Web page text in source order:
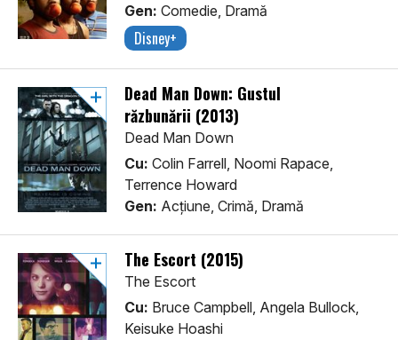
Gen: Comedie, Dramă
Disney+
Dead Man Down: Gustul
răzbunării (2013)
Dead Man Down
Cu: Colin Farrell, Noomi Rapace,
Terrence Howard
Gen: Acţiune, Crimă, Dramă
The Escort (2015)
The Escort
Cu: Bruce Campbell, Angela Bullock,
Keisuke Hoashi